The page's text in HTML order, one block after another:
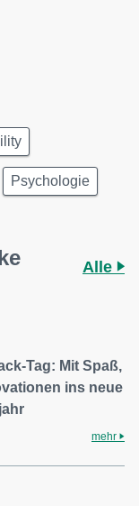
Psychologie
Alle
Tag: Mit Spaß,
ins neue
mehr